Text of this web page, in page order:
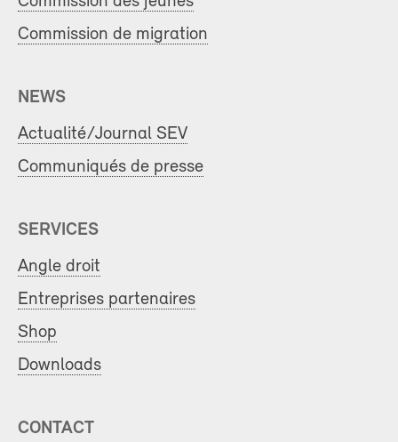
Commission de migration
NEWS
Actualité/Journal SEV
Communiqués de presse
SERVICES
Angle droit
Entreprises partenaires
Shop
Downloads
CONTACT